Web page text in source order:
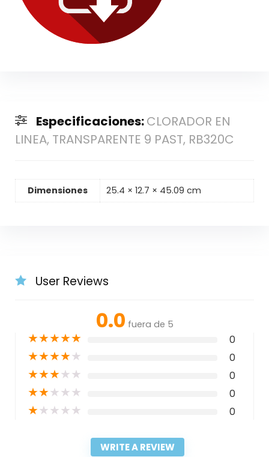
Especificaciones:CLORADOR EN
LINEA, TRANSPARENTE 9 PAST, RB320C
Dimensiones 25.4 × 12.7 × 45.09 cm
User Reviews
0.0 fuera de 5
★★★★★ 0
★★★★★ 0
★★★★★ 0
★★★★★ 0
★★★★★ 0
WRITE A REVIEW